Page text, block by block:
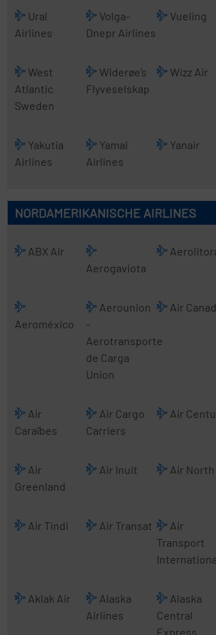
Ural
Airlines
Volga-
Dnepr Airlines
Vueling
West
Atlantic
Sweden
Widerøe’s
Flyveselskap
Wizz Air
Yakutia
Airlines
Yamal
Airlines
Yanair
NORDAMERIKANISCHE AIRLINES
ABX Air
Aerogaviota
Aeroméxico
Aerounion
-
Aerotransporte
de Carga
Union
Air
Air
Caraïbes
Air Cargo
Carriers
Air
Air
Greenland
Air Inuit Air North
Air Tindi Air Transat
Air
Transport
Aklak Air
Alaska
Airlines
Alaska
Central
Express